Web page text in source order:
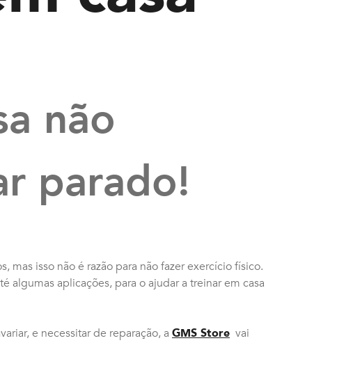
não
parado!
mas isso não é razão para não fazer exercício físico.
algumas aplicações, para o ajudar a treinar em casa
e necessitar de reparação, a GMS Store vai